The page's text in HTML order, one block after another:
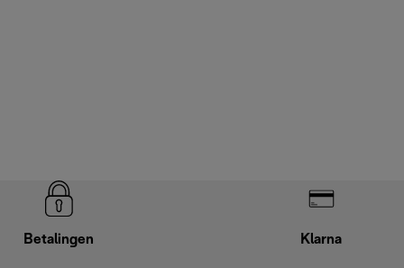
Betalingen Klarna